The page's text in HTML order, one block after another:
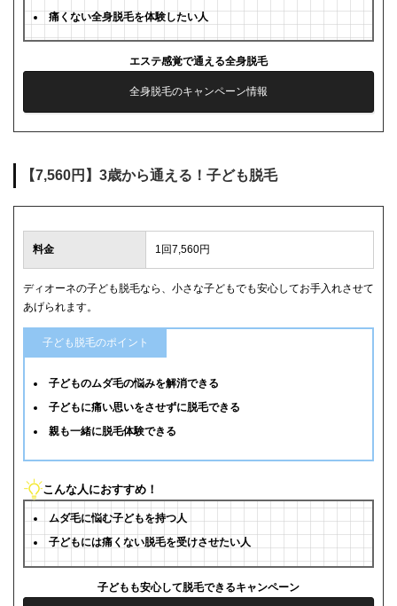
痛くない全身脱毛を体験したい人
エステ感覚で通える全身脱毛
全身脱毛のキャンペーン情報
【7,560円】3歳から通える！子ども脱毛
料金 1回7,560円
ディオーネの子ども脱毛なら、小さな子どもでも安心してお手入れさせて
あげられます。
子ども脱毛のポイント
子どものムダ毛の悩みを解消できる
子どもに痛い思いをさせずに脱毛できる
親も一緒に脱毛体験できる
こんな人におすすめ！
ムダ毛に悩む子どもを持つ人
子どもには痛くない脱毛を受けさせたい人
子どもも安心して脱毛できるキャンペーン